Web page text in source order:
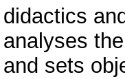
didactics
analyses
and sets